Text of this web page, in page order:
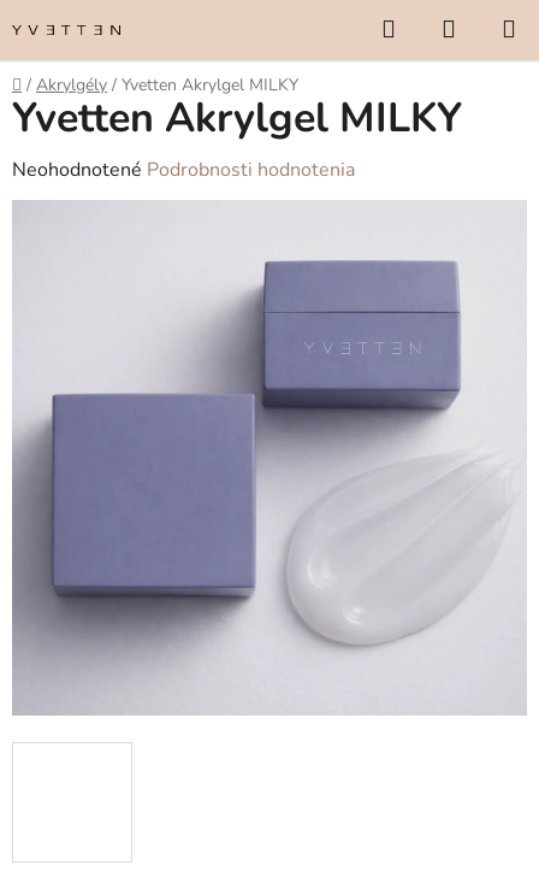
na
obsah
Hľadať
KOŠÍK
Domov
/ Akrylgély / Yvetten Akrylgel MILKY
Yvetten Akrylgel MILKY
Priemerné
hodnotenie
hviezdičiek.
Neohodnotené Podrobnosti hodnotenia